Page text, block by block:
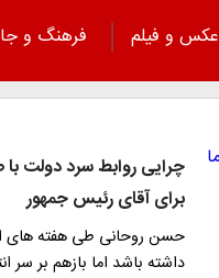
عکس و فیلم فرهنگ و
چرایی روابط سرد دولت
برای آقای رئیس جمهور
حسن روحانی طی هفته های
داشته باشد اما بازهم بر